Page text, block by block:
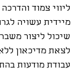
ליווי צמוד
מיידית עשויה
שיכול ליצור
לצאת מדיכאון
עבודת מודעות